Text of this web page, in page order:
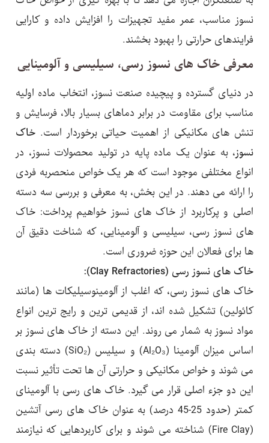
نسوز مناسب، عمر مفید تجهیزات را افزایش داده و کارایی
فرایندهای حرارتی را بهبود بخشند.
معرفی خاک های نسوز رسی، سیلیسی و آلومینایی
در دنیای گسترده و پیچیده صنعت نسوز، انتخاب ماده اولیه
مناسب برای مقاومت در برابر دماهای بسیار بالا، فرسایش و
تنش های مکانیکی از اهمیت حیاتی برخوردار است. خاک
نسوز، به عنوان یک ماده پایه در تولید محصولات نسوز، در
انواع مختلفی موجود است که هر یک خواص منحصربه فردی
را ارائه می دهند. در این بخش، به معرفی و بررسی سه دسته
اصلی و پرکاربرد از خاک های نسوز خواهیم پرداخت: خاک
های نسوز رسی، سیلیسی و آلومینایی، که شناخت دقیق آن
ها برای فعالان این حوزه ضروری است.
خاک های نسوز رسی (Clay Refractories):
خاک های نسوز رسی، که اغلب از آلومینوسیلیکات ها (مانند
کائولین) تشکیل شده اند، از قدیمی ترین و رایج ترین انواع
مواد نسوز به شمار می روند. این دسته از خاک های نسوز بر
اساس میزان آلومینا (Al₂O₃) و سیلیس (SiO₂) دسته بندی
می شوند و خواص مکانیکی و حرارتی آن ها تحت تأثیر نسبت
این دو جزء اصلی قرار می گیرد. خاک های رسی با آلومینای
کمتر (حدود 25-45 درصد) به عنوان خاک های رسی آتشین
(Fire Clay) شناخته می شوند و برای کاربردهایی که نیازمند